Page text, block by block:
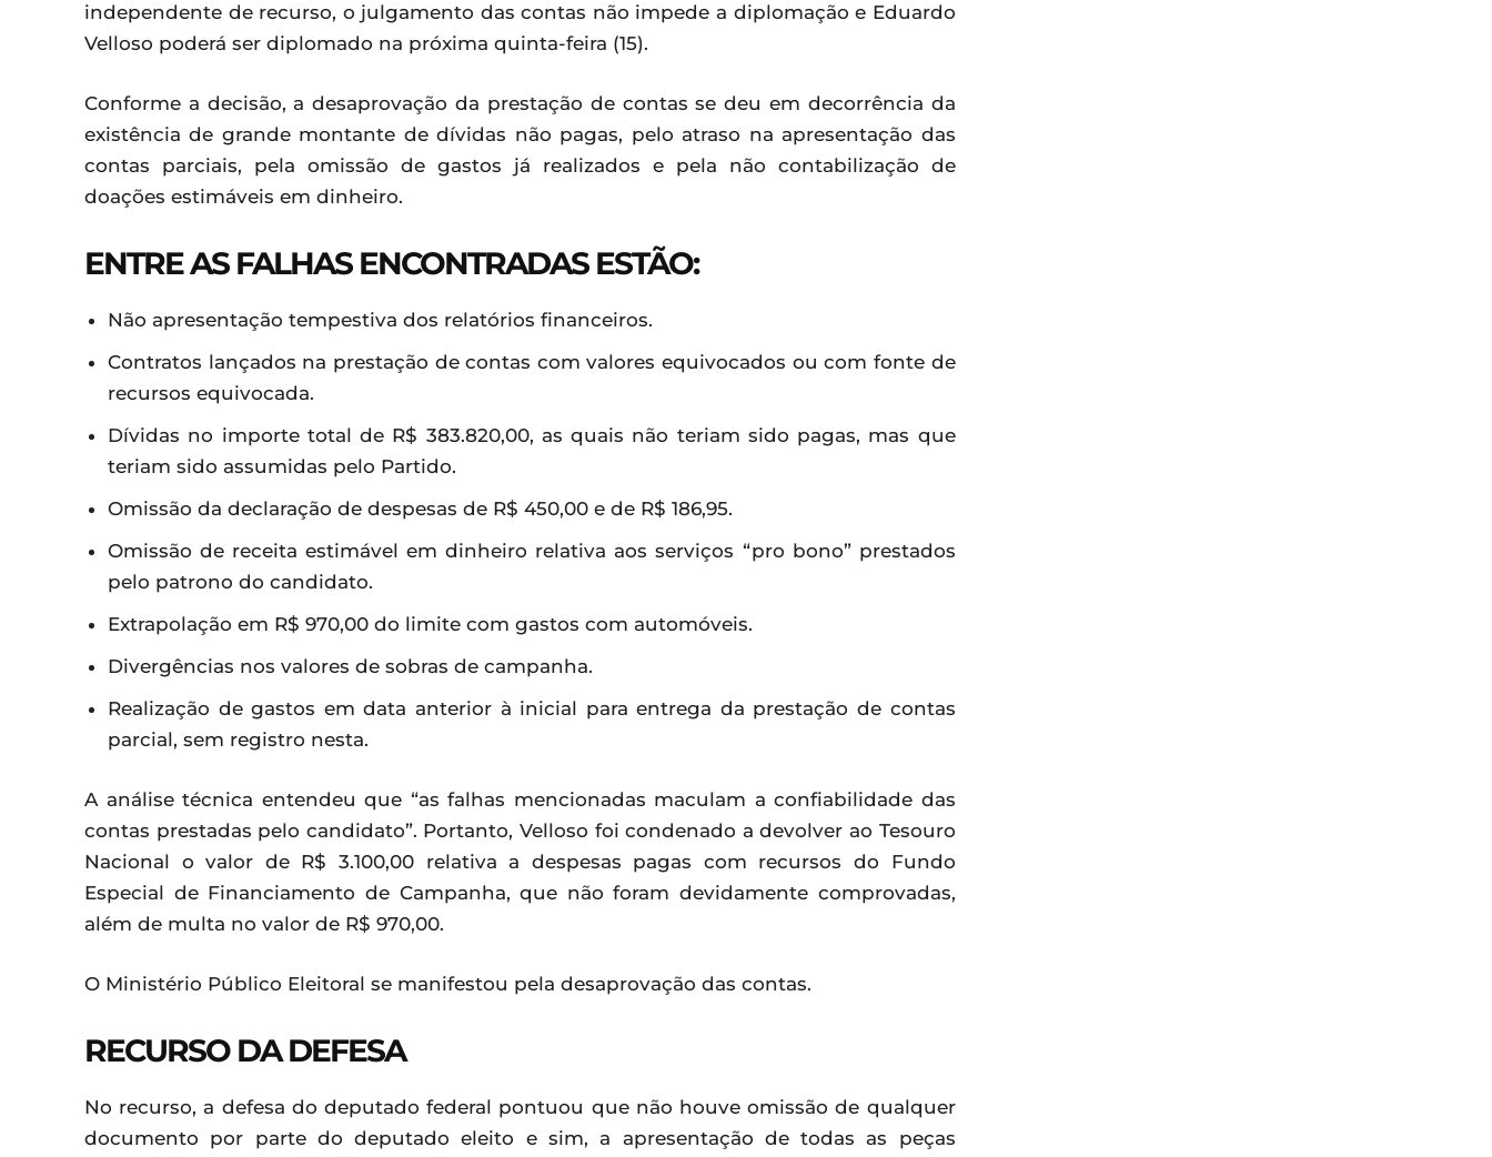
independente de recurso, o julgamento das contas não impede a diplomação e Eduardo
Velloso poderá ser diplomado na próxima quinta-feira (15).
Conforme a decisão, a desaprovação da prestação de contas se deu em decorrência da
existência de grande montante de dívidas não pagas, pelo atraso na apresentação das
contas parciais, pela omissão de gastos já realizados e pela não contabilização de
doações estimáveis em dinheiro.
ENTRE AS FALHAS ENCONTRADAS ESTÃO:
Não apresentação tempestiva dos relatórios financeiros.
Contratos lançados na prestação de contas com valores equivocados ou com fonte de
recursos equivocada.
Dívidas no importe total de R$ 383.820,00, as quais não teriam sido pagas, mas que
teriam sido assumidas pelo Partido.
Omissão da declaração de despesas de R$ 450,00 e de R$ 186,95.
Omissão de receita estimável em dinheiro relativa aos serviços “pro bono” prestados
pelo patrono do candidato.
Extrapolação em R$ 970,00 do limite com gastos com automóveis.
Divergências nos valores de sobras de campanha.
Realização de gastos em data anterior à inicial para entrega da prestação de contas
parcial, sem registro nesta.
A análise técnica entendeu que “as falhas mencionadas maculam a confiabilidade das
contas prestadas pelo candidato”. Portanto, Velloso foi condenado a devolver ao Tesouro
Nacional o valor de R$ 3.100,00 relativa a despesas pagas com recursos do Fundo
Especial de Financiamento de Campanha, que não foram devidamente comprovadas,
além de multa no valor de R$ 970,00.
O Ministério Público Eleitoral se manifestou pela desaprovação das contas.
RECURSO DA DEFESA
No recurso, a defesa do deputado federal pontuou que não houve omissão de qualquer
documento por parte do deputado eleito e sim, a apresentação de todas as peças